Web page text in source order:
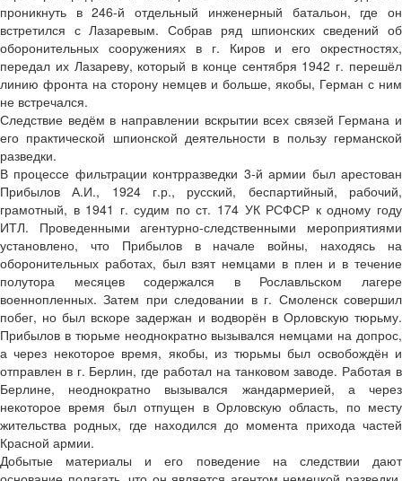
проникнуть в 246-й отдельный инженерный батальон, где он
встретился с Лазаревым. Собрав ряд шпионских сведений об
оборонительных сооружениях в г. Киров и его окрестностях,
передал их Лазареву, который в конце сентября 1942 г. перешёл
линию фронта на сторону немцев и больше, якобы, Герман с ним
не встречался.
Следствие ведём в направлении вскрытии всех связей Германа и
его практической шпионской деятельности в пользу германской
разведки.
В процессе фильтрации контрразведки 3-й армии был арестован
Прибылов А.И., 1924 г.р., русский, беспартийный, рабочий,
грамотный, в 1941 г. судим по ст. 174 УК РСФСР к одному году
ИТЛ. Проведенными агентурно-следственными мероприятиями
установлено, что Прибылов в начале войны, находясь на
оборонительных работах, был взят немцами в плен и в течение
полутора месяцев содержался в Рославльском лагере
военнопленных. Затем при следовании в г. Смоленск совершил
побег, но был вскоре задержан и водворён в Орловскую тюрьму.
Прибылов в тюрьме неоднократно вызывался немцами на допрос,
а через некоторое время, якобы, из тюрьмы был освобождён и
отправлен в г. Берлин, где работал на танковом заводе. Работая в
Берлине, неоднократно вызывался жандармерией, а через
некоторое время был отпущен в Орловскую область, по месту
жительства родных, где находился до момента прихода частей
Красной армии.
Добытые материалы и его поведение на следствии дают